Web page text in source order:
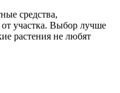
средства,
участка. Выбор лучше
растения не любят